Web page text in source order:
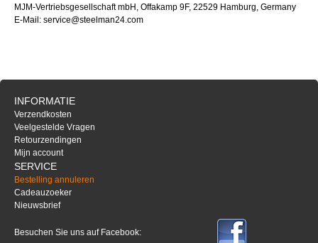
MJM-Vertriebsgesellschaft mbH, Offakamp 9F, 22529 Hamburg, Germany
E-Mail: service@steelman24.com
INFORMATIE
Verzendkosten
Veelgestelde Vragen
Retourzendingen
Mijn account
SERVICE
Bestelling annuleren
Cadeauzoeker
Nieuwsbrief
Besuchen Sie uns auf Facebook: